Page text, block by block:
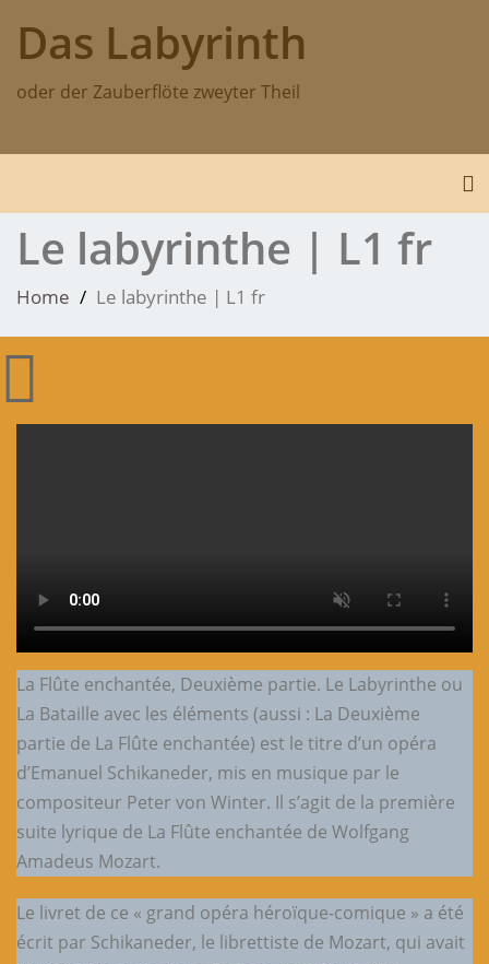
content
Das Labyrinth
oder der Zauberflöte zweyter Theil
Le labyrinthe | L1 fr
Home Le labyrinthe | L1 fr
La Flûte enchantée, Deuxième partie. Le Labyrinthe ou
La Bataille avec les éléments (aussi : La Deuxième
partie de La Flûte enchantée) est le titre d’un opéra
d’Emanuel Schikaneder, mis en musique par le
compositeur Peter von Winter. Il s’agit de la première
suite lyrique de La Flûte enchantée de Wolfgang
Amadeus Mozart.
Le livret de ce « grand opéra héroïque-comique » a été
écrit par Schikaneder, le librettiste de Mozart, qui avait